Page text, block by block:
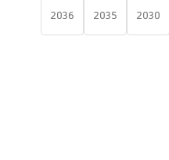
2030
2035
2036